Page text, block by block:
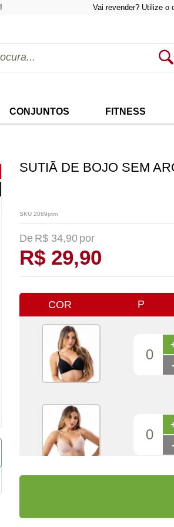
Vai revender? Utilize o cupom "
CONJUNTOS FITNESS
SUTIÃ DE BOJO SEM
SKU 2089ptm
R$ 34,90
R$ 29,90
COR P
-
-